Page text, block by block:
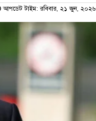
আপডেট টাইম: রবিবার, ২১ জুন, ২০২৬